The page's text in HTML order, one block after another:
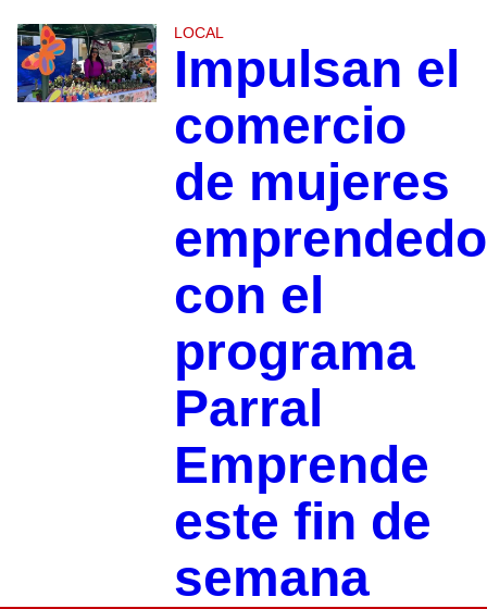
LOCAL
Impulsan el
comercio
de mujeres
con el
programa
Parral
Emprende
este fin de
semana